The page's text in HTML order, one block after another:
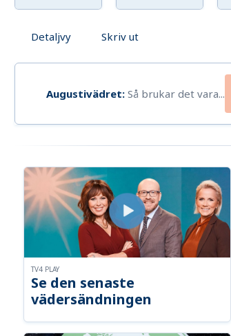
Detaljvy Skriv ut
Augustivädret: Så brukar det vara...
Se den senaste
vädersändningen
TV4 PLAY